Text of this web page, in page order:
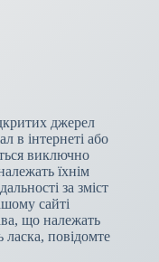
джерел
в інтернеті або
виключно
їхнім
за зміст
сайті
що належать
ласка, повідомте